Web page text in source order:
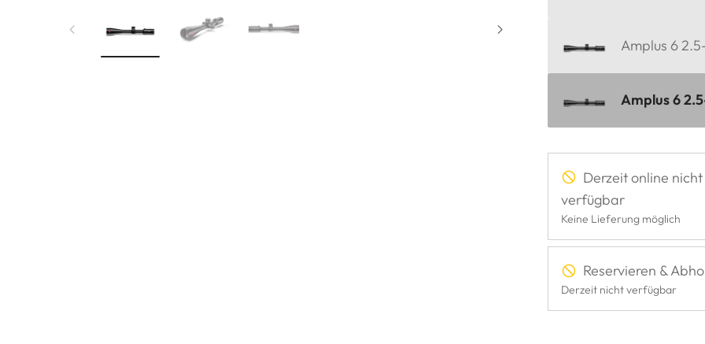
Amplus 6
Amplus 6
Derzeit online nicht
verfügbar
Keine Lieferung möglich
Reservieren &
Derzeit nicht verfügbar